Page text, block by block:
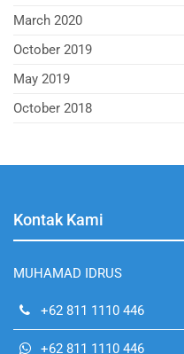
March 2020
October 2019
May 2019
October 2018
Kontak Kami
MUHAMAD IDRUS
+62 811 1110 446
+62 811 1110 446